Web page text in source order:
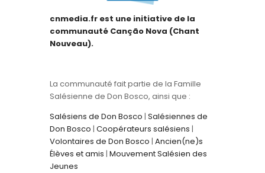
cnmedia.fr est une initiative de la
communauté Canção Nova (Chant
Nouveau).
La communauté fait partie de la Famille
Salésienne de Don Bosco, ainsi que :
Salésiens de Don Bosco | Salésiennes de
Don Bosco | Coopérateurs salésiens |
Volontaires de Don Bosco | Ancien(ne)s
Élèves et amis | Mouvement Salésien des
Jeunes